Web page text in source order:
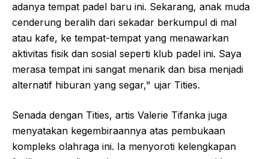
adanya tempat padel baru ini. Sekarang, anak muda
cenderung beralih dari sekadar berkumpul di mal
atau kafe, ke tempat-tempat yang menawarkan
aktivitas fisik dan sosial seperti klub padel ini. Saya
merasa tempat ini sangat menarik dan bisa menjadi
alternatif hiburan yang segar," ujar Tities.
Senada dengan Tities, artis Valerie Tifanka juga
menyatakan kegembiraannya atas pembukaan
kompleks olahraga ini. Ia menyoroti kelengkapan